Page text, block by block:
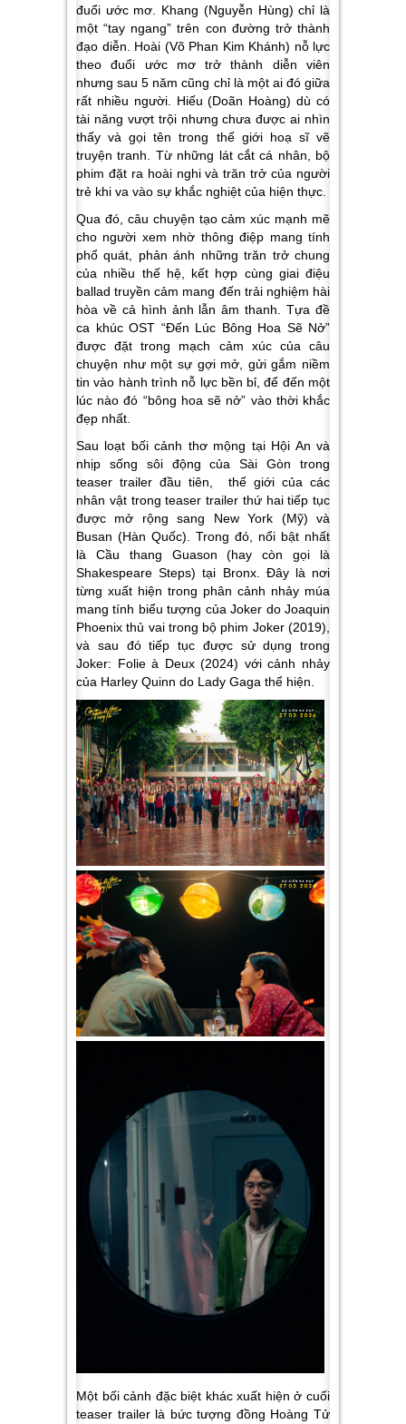
đuổi ước mơ. Khang (Nguyễn Hùng) chỉ là
một “tay ngang” trên con đường trở thành
đạo diễn. Hoài (Võ Phan Kim Khánh) nỗ lực
theo đuổi ước mơ trở thành diễn viên
nhưng sau 5 năm cũng chỉ là một ai đó giữa
rất nhiều người. Hiếu (Doãn Hoàng) dù có
tài năng vượt trội nhưng chưa được ai nhìn
thấy và gọi tên trong thế giới hoạ sĩ vẽ
truyện tranh. Từ những lát cắt cá nhân, bộ
phim đặt ra hoài nghi và trăn trở của người
trẻ khi va vào sự khắc nghiệt của hiện thực.
Qua đó, câu chuyện tạo cảm xúc mạnh mẽ
cho người xem nhờ thông điệp mang tính
phổ quát, phản ánh những trăn trở chung
của nhiều thế hệ, kết hợp cùng giai điệu
ballad truyền cảm mang đến trải nghiệm hài
hòa về cả hình ảnh lẫn âm thanh. Tựa đề
ca khúc OST “Đến Lúc Bông Hoa Sẽ Nở”
được đặt trong mạch cảm xúc của câu
chuyện như một sự gợi mở, gửi gắm niềm
tin vào hành trình nỗ lực bền bỉ, để đến một
lúc nào đó “bông hoa sẽ nở” vào thời khắc
đẹp nhất.
Sau loạt bối cảnh thơ mộng tại Hội An và
nhịp sống sôi động của Sài Gòn trong
teaser trailer đầu tiên, thế giới của các
nhân vật trong teaser trailer thứ hai tiếp tục
được mở rộng sang New York (Mỹ) và
Busan (Hàn Quốc). Trong đó, nổi bật nhất
là Cầu thang Guason (hay còn gọi là
Shakespeare Steps) tại Bronx. Đây là nơi
từng xuất hiện trong phân cảnh nhảy múa
mang tính biểu tượng của Joker do Joaquin
Phoenix thủ vai trong bộ phim Joker (2019)
và sau đó tiếp tục được sử dụng trong
Joker: Folie à Deux (2024) với cảnh nhảy
của Harley Quinn do Lady Gaga thể hiện.
Một bối cảnh đặc biệt khác xuất hiện ở cuối
teaser trailer là bức tượng đồng Hoàng Tử